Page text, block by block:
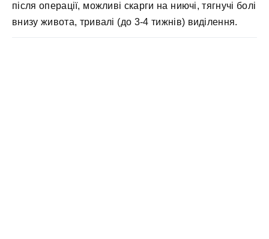
після операції, можливі скарги на ниючі, тягнучі болі
внизу живота, тривалі (до 3-4 тижнів) виділення.